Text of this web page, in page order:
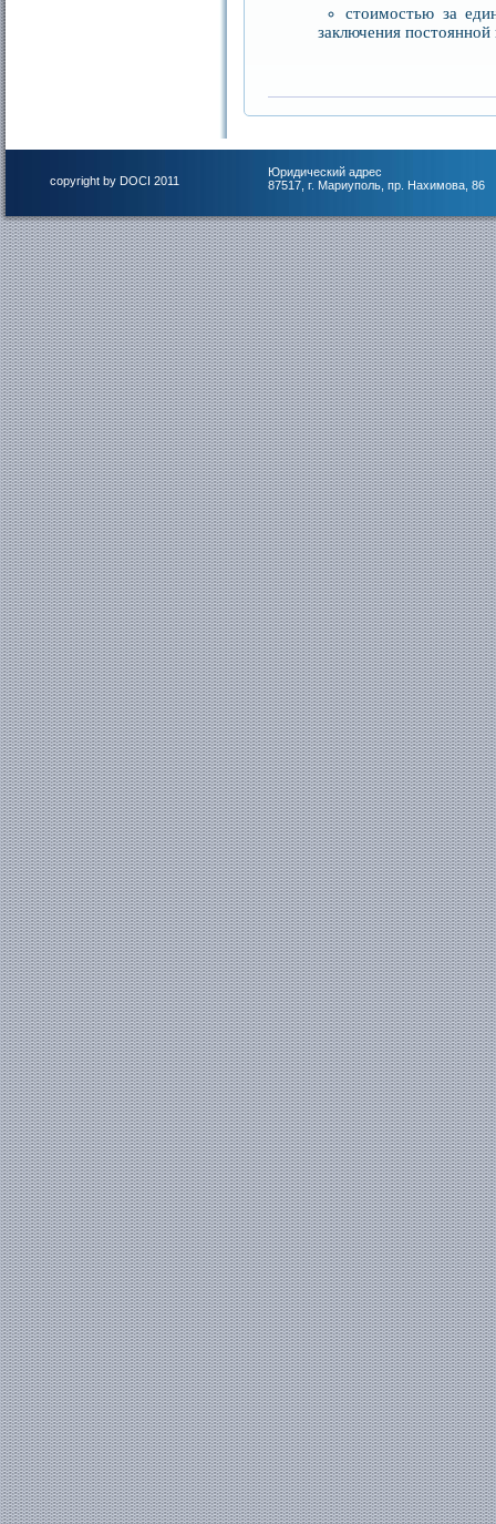
стоимостью за
заключения
copyright by DOCI 2011
Юридический адрес
87517, г. Мариуполь, пр. Нахимова, 86